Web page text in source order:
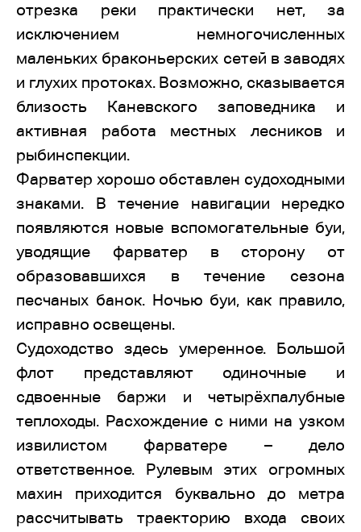
отрезка реки практически нет, за
исключением немногочисленных
маленьких браконьерских сетей в заводях
и глухих протоках. Возможно, сказывается
близость Каневского заповедника и
активная работа местных лесников и
рыбинспекции.
Фарватер хорошо обставлен судоходными
знаками. В течение навигации нередко
появляются новые вспомогательные буи,
уводящие фарватер в сторону от
образовавшихся в течение сезона
песчаных банок. Ночью буи, как правило,
исправно освещены.
Судоходство здесь умеренное. Большой
флот представляют одиночные и
сдвоенные баржи и четырёхпалубные
теплоходы. Расхождение с ними на узком
извилистом фарватере – дело
ответственное. Рулевым этих огромных
махин приходится буквально до метра
рассчитывать траекторию входа своих